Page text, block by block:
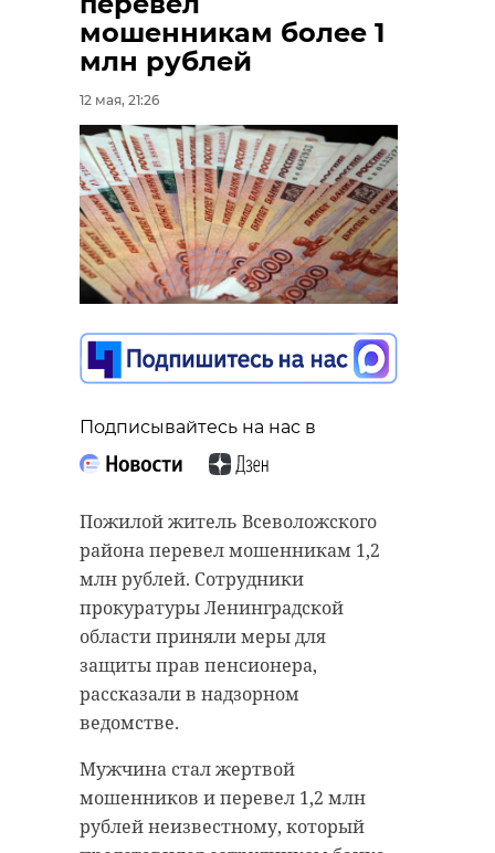
мошенникам более 1
млн рублей
12 мая, 21:26
Подписывайтесь на нас в
Пожилой житель Всеволожского
района перевел мошенникам 1,2
млн рублей. Сотрудники
прокуратуры Ленинградской
области приняли меры для
защиты прав пенсионера,
рассказали в надзорном
ведомстве.
Мужчина стал жертвой
мошенников и перевел 1,2 млн
рублей неизвестному, который